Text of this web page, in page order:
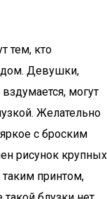
тем, кто
Девушки,
могут
Желательно
с броским
рисунок крупных
таким принтом,